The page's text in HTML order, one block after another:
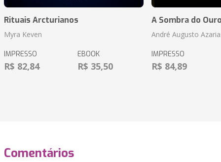
Rituais Arcturianos
Myra Keven
IMPRESSO
R$ 82,84
EBOOK
R$ 35,50
A Sombra do
André Augusto
IMPRESSO
R$ 84,89
Comentários